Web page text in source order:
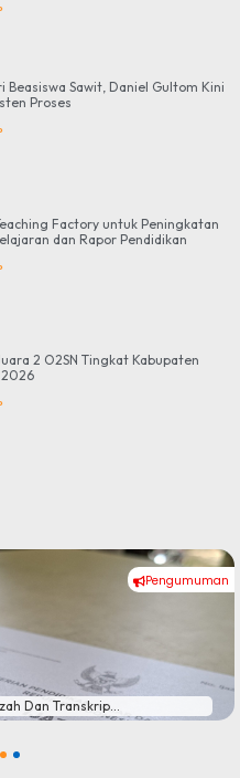
Beasiswa Sawit, Daniel Gultom Kini
Proses
Factory untuk Peningkatan
dan Rapor Pendidikan
2 O2SN Tingkat Kabupaten
2026
Pengumuman
#
Dan Transkrip...